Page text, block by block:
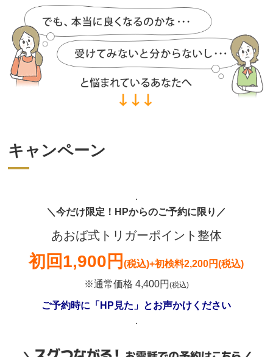
キャンペーン
.
＼今だけ限定！HPからのご予約に限り／
あおば式トリガーポイント整体
初回1,900円(税込)+初検料2,200円(税込)
※通常価格 4,400円 (税込)
ご予約時に「HP見た」とお声かけください
.